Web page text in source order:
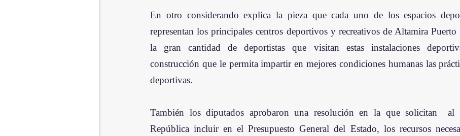
En otro considerando explica la pieza que cada uno de los espacios
representan los principales centros deportivos y recreativos de Altamira
la gran cantidad de deportistas que visitan estas instalaciones
construcción que le permita impartir en mejores condiciones humanas las
deportivas.
También los diputados aprobaron una resolución en la que solicitan  al
República incluir en el Presupuesto General del Estado, los recursos